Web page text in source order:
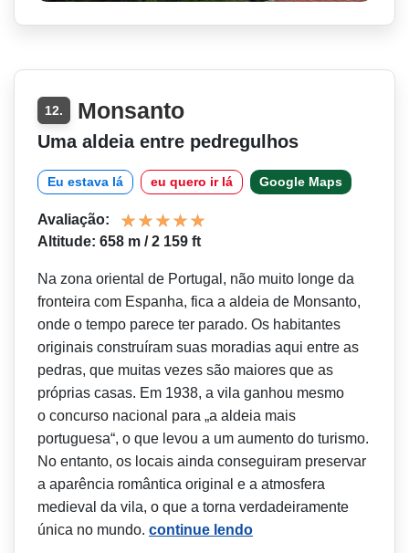
12. Monsanto
Uma aldeia entre pedregulhos
Eu estava lá eu quero ir lá Google Maps
Avaliação:
Altitude: 658 m / 2 159 ft
Na zona oriental de Portugal, não muito longe da
fronteira com Espanha, fica a aldeia de Monsanto,
onde o tempo parece ter parado. Os habitantes
originais construíram suas moradias aqui entre as
pedras, que muitas vezes são maiores que as
próprias casas. Em 1938, a vila ganhou mesmo
o concurso nacional para „a aldeia mais
portuguesa“, o que levou a um aumento do turismo.
No entanto, os locais ainda conseguiram preservar
a aparência romântica original e a atmosfera
medieval da vila, o que a torna verdadeiramente
única no mundo. continue lendo